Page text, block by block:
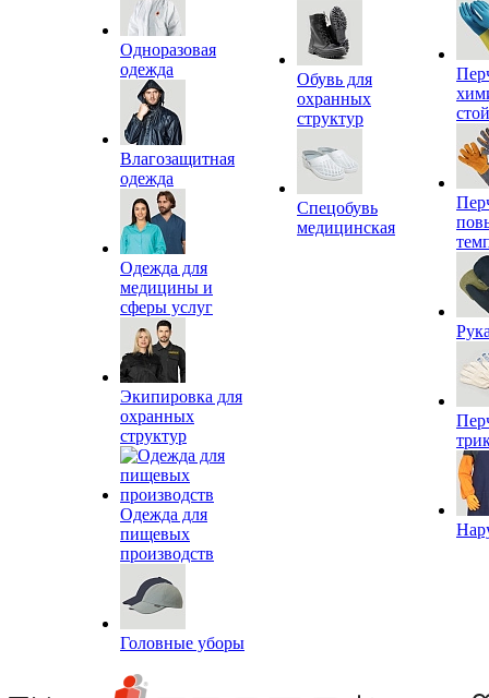
Одноразовая
одежда
Влагозащитная
одежда
Одежда для
медицины и
сферы услуг
Экипировка для
охранных
структур
Одежда для
пищевых
производств
Головные уборы
Обувь для
охранных
структур
Спецобувь
медицинская